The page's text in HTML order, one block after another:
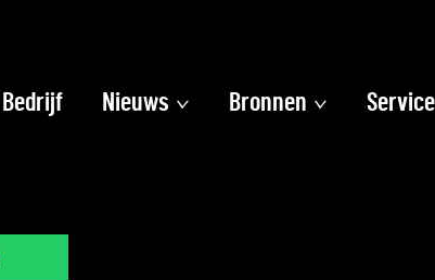
Bedrijf Nieuws Bronnen Service